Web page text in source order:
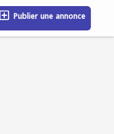
Publier une annonce
Se connecter / S'inscrire